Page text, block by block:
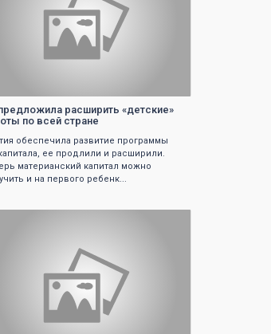
расширить «детские»
по всей стране
обеспечила развитие программы
ее продлили и расширили.
материанский капитал можно
и на первого ребенк...